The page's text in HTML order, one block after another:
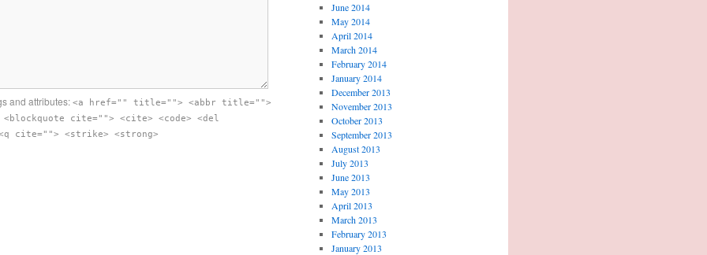
and attributes: <a href="" title=""> <abbr title="">
cite=""> <cite> <code> <del
cite=""> <strike> <strong>
June 2014
May 2014
April 2014
March 2014
February 2014
January 2014
December 2013
November 2013
October 2013
September 2013
August 2013
July 2013
June 2013
May 2013
April 2013
March 2013
February 2013
January 2013